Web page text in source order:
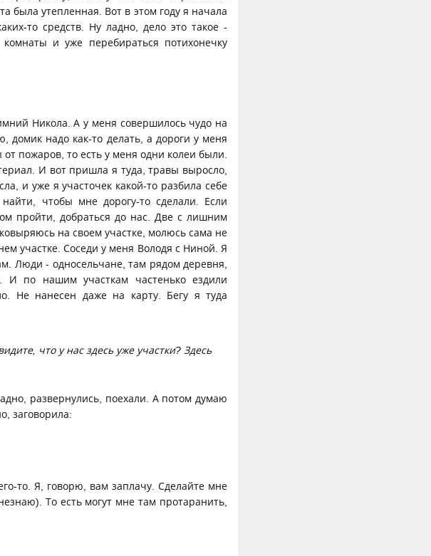
была утепленная. Вот в этом году я начала
то средств. Ну ладно, дело это такое -
и уже перебираться потихонечку
Никола. А у меня совершилось чудо на
домик надо как-то делать, а дороги у меня
пожаров, то есть у меня одни колеи были.
И вот пришла я туда, травы выросло,
и уже я участочек какой-то разбила себе
чтобы мне дорогу-то сделали. Если
пройти, добраться до нас. Две с лишним
на своем участке, молюсь сама не
участке. Соседи у меня Володя с Ниной. Я
Люди - односельчане, там рядом деревня,
по нашим участкам частенько ездили
Не нанесен даже на карту. Бегу я туда
что у нас здесь уже участки? Здесь
развернулись, поехали. А потом думаю
заговорила:
то. Я, говорю, вам заплачу. Сделайте мне
То есть могут мне там протаранить,